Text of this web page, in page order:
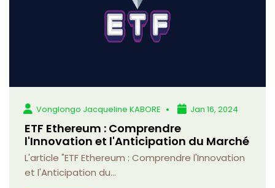
Vonglongo Jacqueline KABORE Jan 16, 2024
ETF Ethereum : Comprendre
l'Innovation et l'Anticipation du Marché
L'article "ETF Ethereum : Comprendre l'Innovation
et l'Anticipation du...